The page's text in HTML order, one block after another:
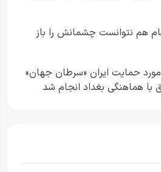
هم نتوانست چشمانش را باز
حمایت ایران «سرطان جهان»
با هماهنگی بغداد انجام شد